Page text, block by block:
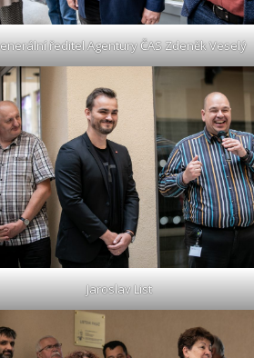
ředitel Agentury ČAS Zdeněk Veselý
Jaroslav List